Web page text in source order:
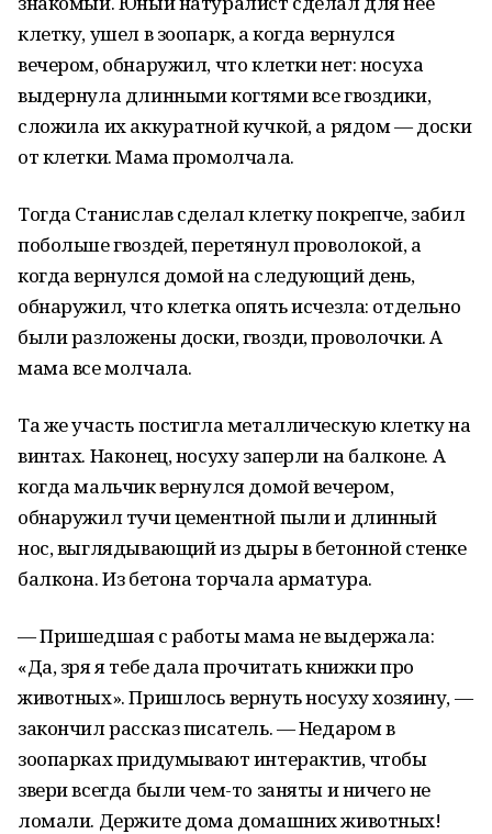
клетку, ушел в зоопарк, а когда вернулся
вечером, обнаружил, что клетки нет: носуха
выдернула длинными когтями все гвоздики,
сложила их аккуратной кучкой, а рядом — доски
от клетки. Мама промолчала.
Тогда Станислав сделал клетку покрепче, забил
побольше гвоздей, перетянул проволокой, а
когда вернулся домой на следующий день,
обнаружил, что клетка опять исчезла: отдельно
были разложены доски, гвозди, проволочки. А
мама все молчала.
Та же участь постигла металлическую клетку на
винтах. Наконец, носуху заперли на балконе. А
когда мальчик вернулся домой вечером,
обнаружил тучи цементной пыли и длинный
нос, выглядывающий из дыры в бетонной стенке
балкона. Из бетона торчала арматура.
— Пришедшая с работы мама не выдержала:
«Да, зря я тебе дала прочитать книжки про
животных». Пришлось вернуть носуху хозяину, —
закончил рассказ писатель. — Недаром в
зоопарках придумывают интерактив, чтобы
звери всегда были чем-то заняты и ничего не
ломали. Держите дома домашних животных!